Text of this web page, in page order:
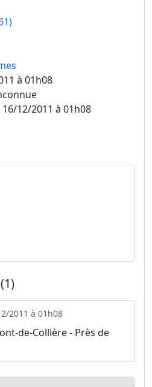
à 01h08
16/12/2011 à 01h08
2011 à 01h08
de-Collière - Près de